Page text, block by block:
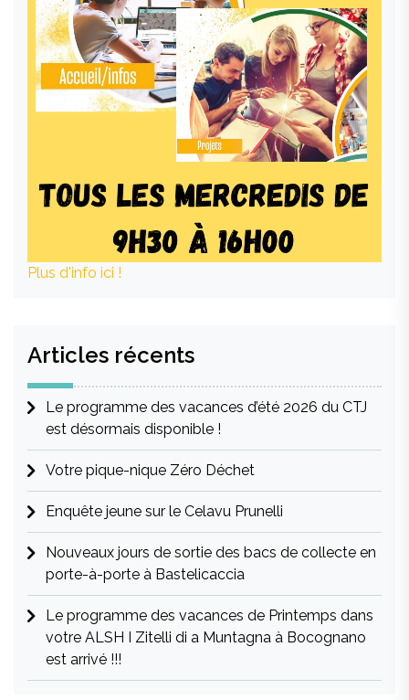
Plus d'info ici !
Articles récents
Le programme des vacances d’été 2026 du CTJ
est désormais disponible !
Votre pique-nique Zéro Déchet
Enquête jeune sur le Celavu Prunelli
Nouveaux jours de sortie des bacs de collecte en
porte-à-porte à Bastelicaccia
Le programme des vacances de Printemps dans
votre ALSH I Zitelli di a Muntagna à Bocognano
est arrivé !!!